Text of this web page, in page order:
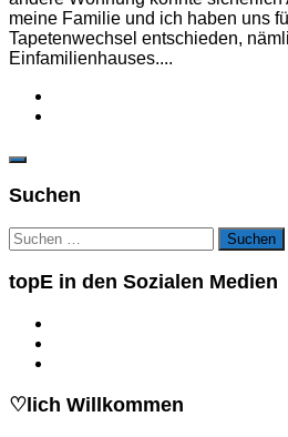
meine Familie und ich haben uns
Tapetenwechsel entschieden,
Einfamilienhauses....
Suchen
Suchen
nach:
topE in den Sozialen Medien
♡lich Willkommen